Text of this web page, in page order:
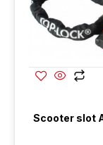
Scooter slot